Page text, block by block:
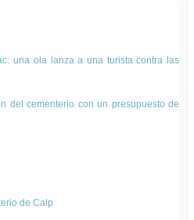
una ola lanza a una turista contra las
del cementerio con un presupuesto de
de Calp